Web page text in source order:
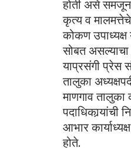
होती असे समजून
कृत्य व
कोकण उपाध्यक्ष
सोबत असल्याचा
याप्रसंगी प्रेस
तालुका
माणगाव
आभार
होते.